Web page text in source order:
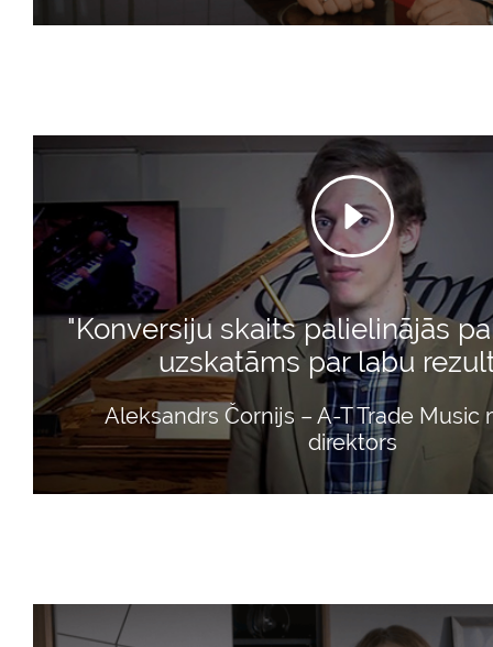
"Konversiju skaits palielinājās
uzskatāms par labu
Aleksandrs Čornijs – A-T Trade Music
direktors